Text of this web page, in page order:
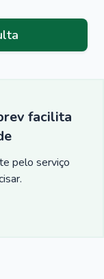
facilita
pelo serviço